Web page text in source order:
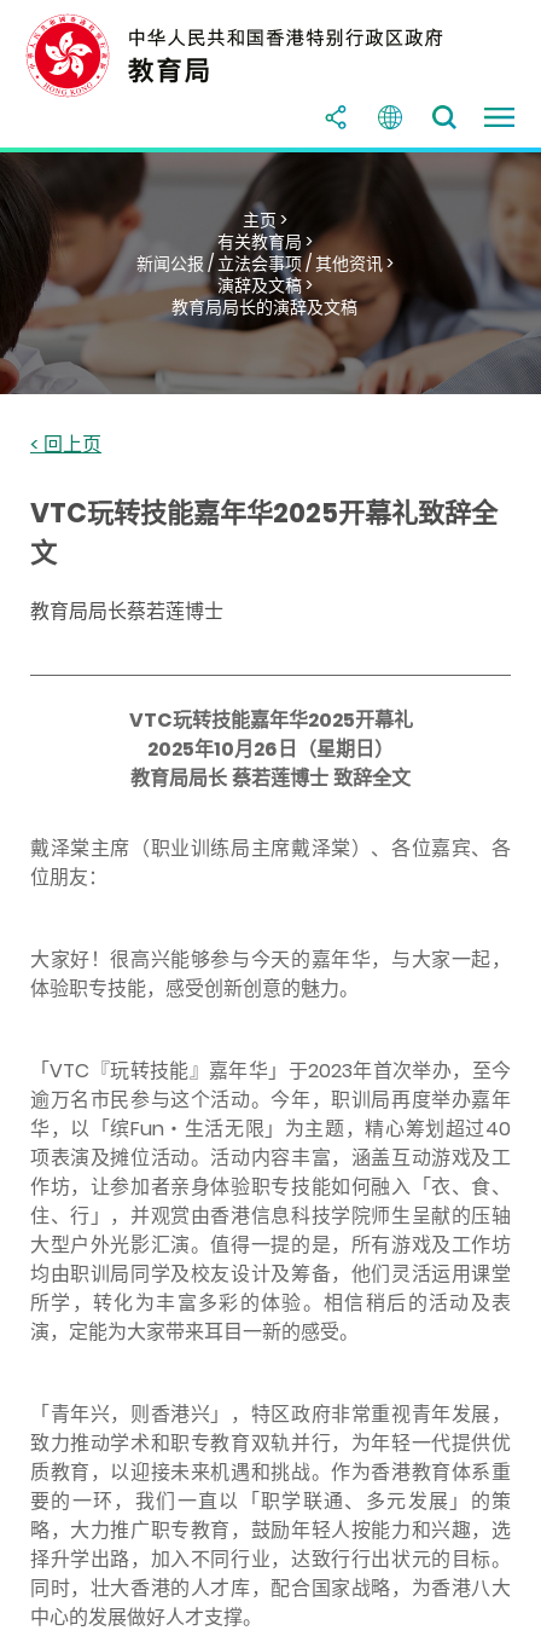
主页 >
有关教育局 >
新闻公报 / 立法会事项 / 其他资讯 >
演辞及文稿 >
教育局局长的演辞及文稿
< 回上页
VTC玩转技能嘉年华2025开幕礼致辞全
文
教育局局长蔡若莲博士
VTC玩转技能嘉年华2025开幕礼
2025年10月26日（星期日）
教育局局长蔡若莲博士致辞全文
戴泽棠主席（职业训练局主席戴泽棠）、各位嘉宾、各
位朋友：
大家好！很高兴能够参与今天的嘉年华，与大家一起，
体验职专技能，感受创新创意的魅力。
「VTC『玩转技能』嘉年华」于2023年首次举办，至今
逾万名市民参与这个活动。今年，职训局再度举办嘉年
华，以「缤Fun‧生活无限」为主题，精心筹划超过40
项表演及摊位活动。活动内容丰富，涵盖互动游戏及工
作坊，让参加者亲身体验职专技能如何融入「衣、食、
住、行」，并观赏由香港信息科技学院师生呈献的压轴
大型户外光影汇演。值得一提的是，所有游戏及工作坊
均由职训局同学及校友设计及筹备，他们灵活运用课堂
所学，转化为丰富多彩的体验。相信稍后的活动及表
演，定能为大家带来耳目一新的感受。
「青年兴，则香港兴」，特区政府非常重视青年发展，
致力推动学术和职专教育双轨并行，为年轻一代提供优
质教育，以迎接未来机遇和挑战。作为香港教育体系重
要的一环，我们一直以「职学联通、多元发展」的策
略，大力推广职专教育，鼓励年轻人按能力和兴趣，选
择升学出路，加入不同行业，达致行行出状元的目标。
同时，壮大香港的人才库，配合国家战略，为香港八大
中心的发展做好人才支撑。